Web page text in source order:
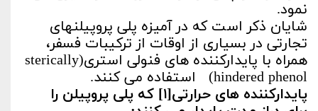
نمود.
شایان ذکر است که در آمیزه پلی­ پروپیلن­های
تجارتی در بسیاری از اوقات از ترکیبات فسفر،
همراه با پایدارکننده­ های فنولی استری(sterically
hindered phenol) استفاده می­ کنند.
پایدارکننده ­های حرارتی[۱] که پلی ­پروپیلن را